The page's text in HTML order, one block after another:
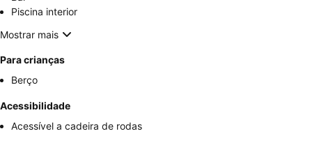
Piscina interior
Mostrar mais
Para crianças
Berço
Acessibilidade
Acessível a cadeira de rodas